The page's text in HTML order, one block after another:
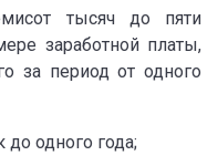
тысяч до пяти
заработной платы,
за период от одного
до одного года;